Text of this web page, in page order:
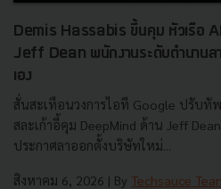
Demis Hassabis ขึ้นคุม หัวเรือ
Jeff Dean พนักงานระดับตำนาน
เอง
สั่นสะเทือนวงการไอที Google ปรับทั
สละเก้าอี้คุม DeepMind ด้าน Jeff
ประกาศลาออกตั้งบริษัทใหม่...
สิงหาคม 6, 2026 | By Techsauce